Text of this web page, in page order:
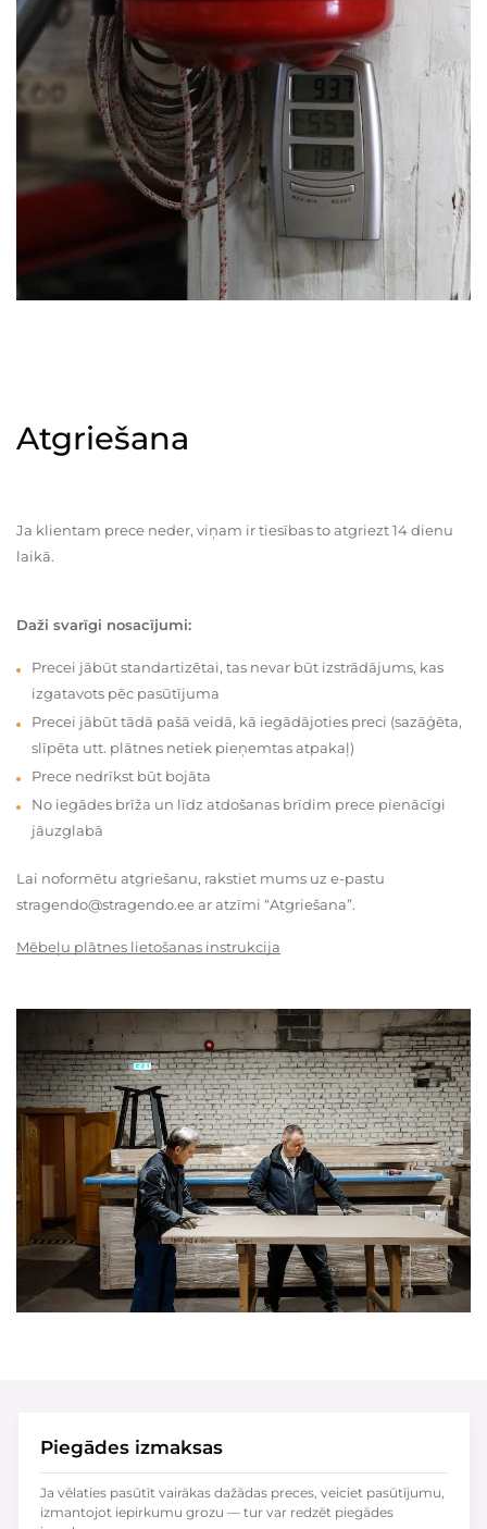
Atgriešana
Ja klientam prece neder, viņam ir tiesības to atgriezt 14 dienu
laikā.
Daži svarīgi nosacījumi:
Precei jābūt standartizētai, tas nevar būt izstrādājums, kas
izgatavots pēc pasūtījuma
Precei jābūt tādā pašā veidā, kā iegādājoties preci (sazāģēta,
slīpēta utt. plātnes netiek pieņemtas atpakaļ)
Prece nedrīkst būt bojāta
No iegādes brīža un līdz atdošanas brīdim prece pienācīgi
jāuzglabā
Lai noformētu atgriešanu, rakstiet mums uz e-pastu
stragendo@stragendo.ee ar atzīmi “Atgriešana”.
Mēbeļu plātnes lietošanas instrukcija
Piegādes izmaksas
Ja vēlaties pasūtīt vairākas dažādas preces, veiciet pasūtījumu,
izmantojot iepirkumu grozu — tur var redzēt piegādes